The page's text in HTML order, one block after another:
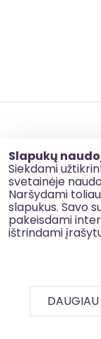
Slapukų
Siekdami
svetainėje
Naršydami
slapukus. Savo
pakeisdami
ištrindami
DAUGIAU
Slapukų
Korupcijos
Kontaktai